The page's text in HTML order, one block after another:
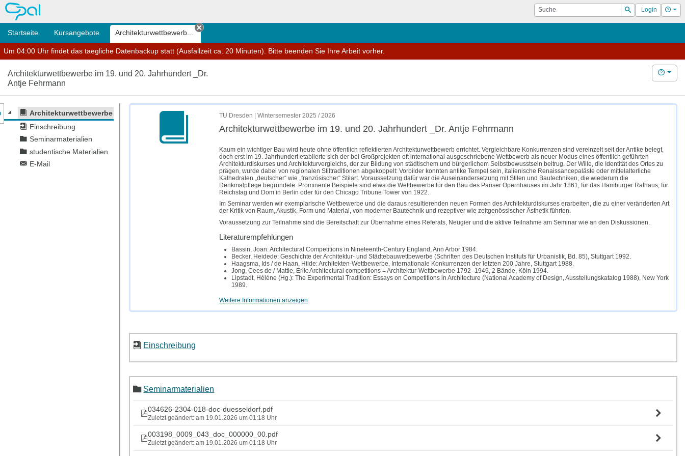
OPAL Suche
Suchen
Login Hilfe
Startseite Kursangebote Architektur­wettbewerb...
Tab schließen
Um 04:00 Uhr findet das taegliche Datenbackup statt (Ausfallzeit ca. 20 Minuten). Bitte beenden Sie Ihre Arbeit vorher.
Architektur­wettbewerbe im 19. und 20. Jahrhundert _Dr.
Antje Fehrmann
Hilfe
Architektur­wettbewerbe im 19. und 20. Jahrhundert _Dr. Antje Fehrmann
Einschreibung
Seminarmaterialien
studentische Materialien
E-Mail
des Kursmenüs
TU Dresden | Wintersemester 2025 / 2026
Architektur­wettbewerbe im 19. und 20. Jahrhundert _Dr. Antje Fehrmann
Kaum ein wichtiger Bau wird heute ohne öffentlich reflektierten Architekturwettbewerb errichtet. Vergleichbare Konkurrenzen sind vereinzelt seit der Antike belegt,
doch erst im 19. Jahrhundert etablierte sich der bei Großprojekten oft international ausgeschriebene Wettbewerb als neuer Modus eines öffentlich geführten
Architekturdiskurses und Architekturvergleichs, der zur Bildung von städtischem und bürgerlichem Selbstbewusstsein beitrug. Der Wille, die Identität des Ortes zu
prägen, wurde dabei von regionalen Stiltraditionen abgekoppelt: Vorbilder konnten antike Tempel sein, italienische Renaissancepaläste oder mittelalterliche
Kathedralen „deutscher“ wie „französischer“ Stilart. Voraussetzung dafür war die Auseinandersetzung mit Stilen und Bautechniken, die wiederum die
Denkmalpflege begründete. Prominente Beispiele sind etwa die Wettbewerbe für den Bau des Pariser Opernhauses im Jahr 1861, für das Hamburger Rathaus, für
Reichstag und Dom in Berlin oder für den Chicago Tribune Tower von 1922.
Im Seminar werden wir exemplarische Wettbewerbe und die daraus resultierenden neuen Formen des Architekturdiskurses erarbeiten, die zu einer veränderten Art
der Kritik von Raum, Akustik, Form und Material, von moderner Bautechnik und rezeptiver wie zeitgenössischer Ästhetik führten.
Voraussetzung zur Teilnahme sind die Bereitschaft zur Übernahme eines Referats, Neugier und die aktive Teilnahme am Seminar wie an den Diskussionen.
Literaturempfehlungen
Bassin, Joan: Architectural Competitions in Nineteenth-Century England, Ann Arbor 1984.
Becker, Heidede: Geschichte der Architektur- und Städtebauwettbewerbe (Schriften des Deutschen Instituts für Urbanistik, Bd. 85), Stuttgart 1992.
Haagsma, Ids / de Haan, Hilde: Architekten-Wettbewerbe. Internationale Konkurrenzen der letzten 200 Jahre, Stuttgart 1988.
Jong, Cees de / Mattie, Erik: Architectural competitions = Architektur-Wettbewerbe 1792–1949, 2 Bände, Köln 1994.
Lipstadt, Hélène (Hg.): The Experimental Tradition: Essays on Competitions in Architecture (National Academy of Design, Ausstellungskatalog 1988), New York
1989.
Weitere Informationen anzeigen
Einschreibung
Seminarmaterialien
034626-2304-018-doc-duesseldorf.pdf
Zuletzt geändert: am 19.01.2026 um 01:18 Uhr
003198_0009_043_doc_000000_00.pdf
Zuletzt geändert: am 19.01.2026 um 01:18 Uhr